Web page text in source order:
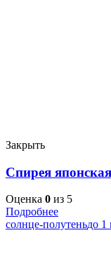
Закрыть
Спирея
Оценка 0 из 5
Подробнее
солнце-полутеньдо 1